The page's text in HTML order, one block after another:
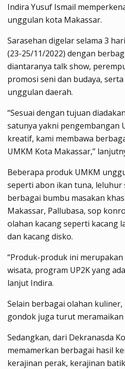
Indira Yusuf Ismail
unggulan kota Makassar.
Sarasehan digelar selama 3
(23-25/11/2022) dengan
diantaranya talk show,
promosi seni dan budaya,
unggulan daerah.
“Sesuai dengan tujuan
satunya yakni pengembangan
kreatif, kami membawa
UMKM Kota Makassar,”
Beberapa produk UMKM
seperti abon ikan tuna, leluhur
berbagai bumbu masakan
Makassar, Pallubasa, sop
olahan kacang seperti kacang
dan kacang disko.
“Produk-produk ini
wisata, program UP2K yang
lanjut Indira.
Selain berbagai olahan kuliner,
gondok juga turut
Sedangkan, dari Dekranasda
memamerkan berbagai hasil
kerajinan perak, kerajinan